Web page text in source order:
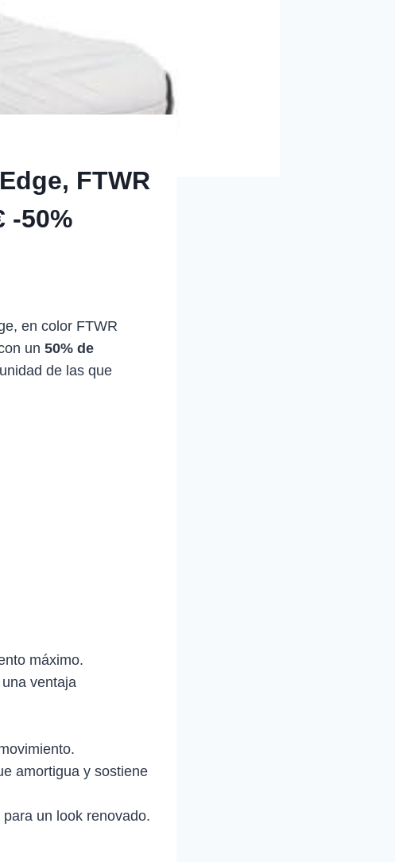
FTWR
-50%
en color FTWR
un 50% de
de las que
máximo.
ventaja
amortigua y sostiene
un look renovado.